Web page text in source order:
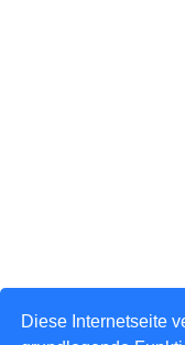
Diese Internetseite